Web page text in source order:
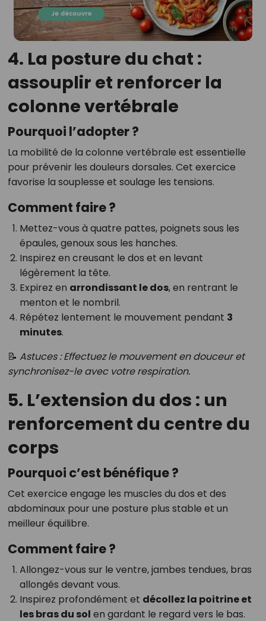
4. La posture du chat :
assouplir et renforcer la
colonne vertébrale
Pourquoi l’adopter ?
La mobilité de la colonne vertébrale est essentielle
pour prévenir les douleurs dorsales. Cet exercice
favorise la souplesse et soulage les tensions.
Comment faire ?
Mettez-vous à quatre pattes, poignets sous les
épaules, genoux sous les hanches.
Inspirez en creusant le dos et en levant
légèrement la tête.
Expirez en arrondissant le dos, en rentrant le
menton et le nombril.
Répétez lentement le mouvement pendant 3
minutes.
📝 Astuces : Effectuez le mouvement en douceur et
synchronisez-le avec votre respiration.
5. L’extension du dos : un
renforcement du centre du
corps
Pourquoi c’est bénéfique ?
Cet exercice engage les muscles du dos et des
abdominaux pour une posture plus stable et un
meilleur équilibre.
Comment faire ?
Allongez-vous sur le ventre, jambes tendues, bras
allongés devant vous.
Inspirez profondément et décollez la poitrine et
les bras du sol en gardant le regard vers le bas.